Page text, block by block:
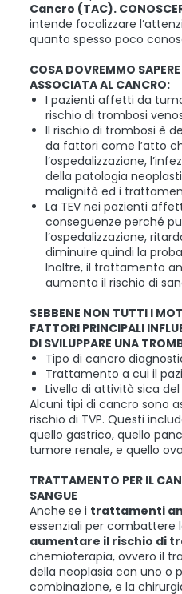
Cancro (TAC).
intende focalizzare
quanto spesso poco
COSA DOVREMMO
ASSOCIATA AL CANCRO:
I pazienti affetti da
rischio di trombosi
Il rischio di trombosi è
da fattori come l’atto
l’ospedalizzazione,
della patologia
malignità ed i
La TEV nei pazienti
conseguenze perché
l’ospedalizzazione,
diminuire quindi la
Inoltre, il trattamento
aumenta il rischio di
SEBBENE NON TUTTI I
FATTORI PRINCIPALI
DI SVILUPPARE UNA
Tipo di cancro
Trattamento a cui il
Livello di attività sica
Alcuni tipi di cancro sono
rischio di TVP. Questi
quello gastrico, quello
tumore renale, e quello
TRATTAMENTO PER IL
SANGUE
Anche se i trattamenti
essenziali per combattere
aumentare il rischio di
chemioterapia, ovvero il
della neoplasia con uno o
combinazione, e la